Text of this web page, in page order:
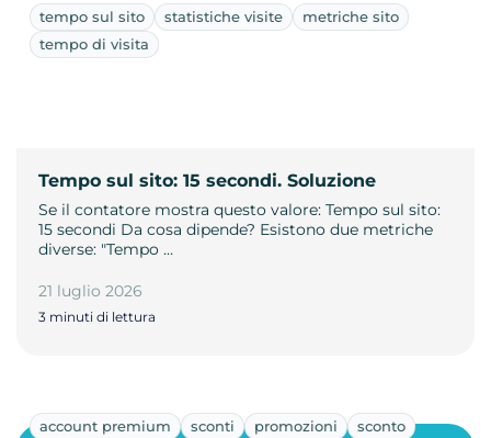
tempo sul sito statistiche visite
metriche sito
tempo di visita
Tempo sul sito: 15 secondi. Soluzione
Se il contatore mostra questo valore: Tempo sul sito:
15 secondi Da cosa dipende? Esistono due metriche
diverse: "Tempo …
21 luglio 2026
3 minuti di lettura
account premium sconti promozioni sconto